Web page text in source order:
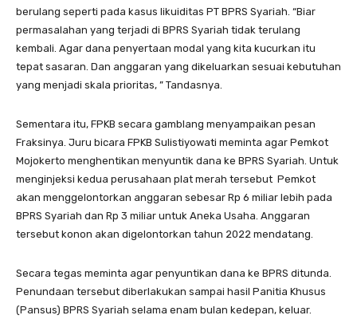
berulang seperti pada kasus likuiditas PT BPRS Syariah. “Biar
permasalahan yang terjadi di BPRS Syariah tidak terulang
kembali. Agar dana penyertaan modal yang kita kucurkan itu
tepat sasaran. Dan anggaran yang dikeluarkan sesuai kebutuhan
yang menjadi skala prioritas, ” Tandasnya.
Sementara itu, FPKB secara gamblang menyampaikan pesan
Fraksinya. Juru bicara FPKB Sulistiyowati meminta agar Pemkot
Mojokerto menghentikan menyuntik dana ke BPRS Syariah. Untuk
menginjeksi kedua perusahaan plat merah tersebut Pemkot
akan menggelontorkan anggaran sebesar Rp 6 miliar lebih pada
BPRS Syariah dan Rp 3 miliar untuk Aneka Usaha. Anggaran
tersebut konon akan digelontorkan tahun 2022 mendatang.
Secara tegas meminta agar penyuntikan dana ke BPRS ditunda.
Penundaan tersebut diberlakukan sampai hasil Panitia Khusus
(Pansus) BPRS Syariah selama enam bulan kedepan, keluar.